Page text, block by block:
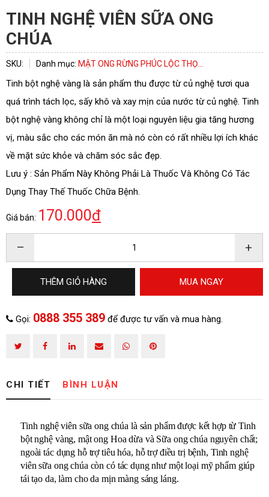
TINH NGHỆ VIÊN SỮA ONG
CHÚA
SKU: Danh mục: MẬT ONG RỪNG PHÚC LỘC THỌ...
Tinh bột nghệ vàng là sản phẩm thu được từ củ nghệ tươi qua
quá trình tách lọc, sấy khô và xay mịn của nước từ củ nghệ. Tinh
bột nghệ vàng không chỉ là một loại nguyên liệu gia tăng hương
vị, màu sắc cho các món ăn mà nó còn có rất nhiều lợi ích khác
về mặt sức khỏe và chăm sóc sắc đẹp.
Lưu ý : Sản Phẩm Này Không Phải Là Thuốc Và Không Có Tác
Dụng Thay Thế Thuốc Chữa Bệnh.
Giá bán: 170.000đ
– +
THÊM GIỎ HÀNG MUA NGAY
Gọi: 0888 355 389 để được tư vấn và mua hàng.
CHI TIẾT BÌNH LUẬN
Tinh nghệ viên sữa ong chúa là sản phẩm được kết hợp từ Tinh
bột nghệ vàng, mật ong Hoa dừa và Sữa ong chúa nguyên chất;
ngoài tác dụng hỗ trợ tiêu hóa, hỗ trợ điều trị bệnh, Tinh nghệ
viên sữa ong chúa còn có tác dụng như một loại mỹ phẩm giúp
tái tạo da, làm cho da mịn màng sáng láng.
ĐĂNG KÝ TƯ VẤN
HOÀN THÀNH